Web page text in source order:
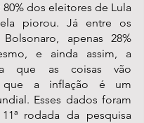
dos eleitores de Lula
piorou. Já entre os
apenas 28%
e ainda assim, a
que as coisas vão
que a inflação é um
Esses dados foram
rodada da pesquisa